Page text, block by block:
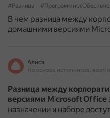
#Разница
В чем разница между
домашними версиями
Алиса
Разница между
версиями Microsoft Office
назначении и наборе